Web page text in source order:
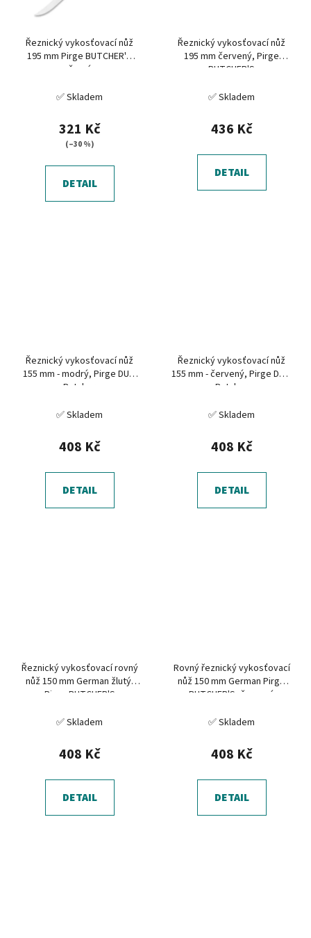
Řeznický vykosťovací nůž
195 mm Pirge BUTCHER'S
černý
✅ Skladem
321 Kč
(–30 %)
DETAIL
Řeznický vykosťovací nůž
195 mm červený, Pirge
BUTCHER'S
✅ Skladem
436 Kč
DETAIL
Řeznický vykosťovací nůž
155 mm - modrý, Pirge DUO
Butcher
✅ Skladem
408 Kč
DETAIL
Řeznický vykosťovací nůž
155 mm - červený, Pirge DUO
Butcher
✅ Skladem
408 Kč
DETAIL
Řeznický vykosťovací rovný
nůž 150 mm German žlutý,
Pirge BUTCHER'S
✅ Skladem
408 Kč
DETAIL
Rovný řeznický vykosťovací
nůž 150 mm German Pirge
BUTCHER'S, červený
✅ Skladem
408 Kč
DETAIL